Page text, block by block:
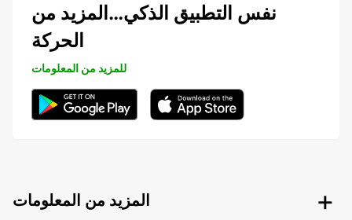
نفس التطبيق الذكي…المزيد من
الحركة
للمزيد من المعلومات
المزيد من المعلومات